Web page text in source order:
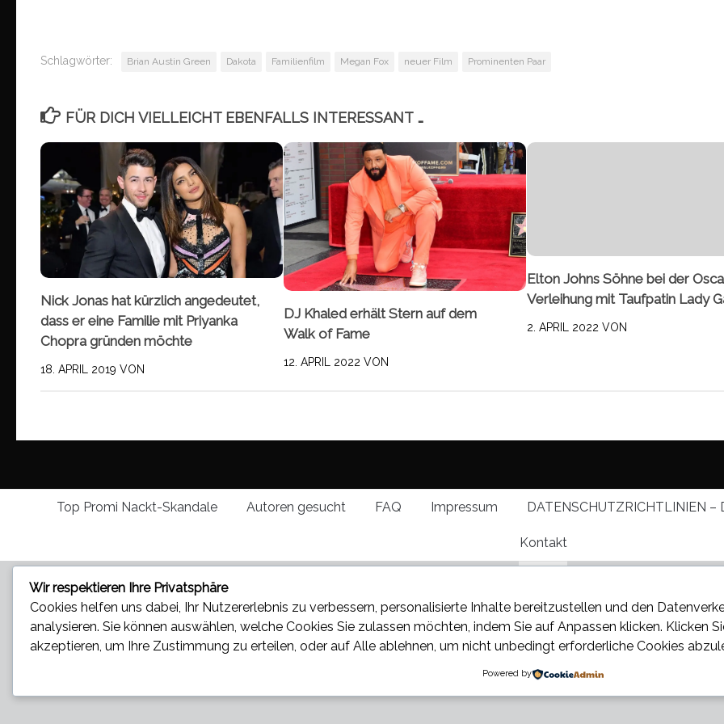
Schlagwörter: Brian Austin Green Dakota Familienfilm Megan Fox neuer Film Prominenten Paar
FÜR DICH VIELLEICHT EBENFALLS INTERESSANT …
Nick Jonas hat kürzlich angedeutet,
dass er eine Familie mit Priyanka
Chopra gründen möchte
18. APRIL 2019 VON
DJ Khaled erhält Stern auf dem
Walk of Fame
12. APRIL 2022 VON
Elton Johns Söhne bei der
Verleihung mit Taufpatin Lady
2. APRIL 2022 VON
Top Promi Nackt-Skandale Autoren gesucht FAQ Impressum DATENSCHUTZRICHTLINIEN –
Kontakt
Star und Promi News - Aktuelle Bilder, Videos und News über den neuesten Klatsch
Wir respektieren Ihre Privatsphäre
Cookies helfen uns dabei, Ihr Nutzererlebnis zu verbessern, personalisierte Inhalte bereitzustellen und den
analysieren. Sie können auswählen, welche Cookies Sie zulassen möchten, indem Sie auf Anpassen klicken. Klicken
akzeptieren, um Ihre Zustimmung zu erteilen, oder auf Alle ablehnen, um nicht unbedingt erforderliche Cookies
Powered by